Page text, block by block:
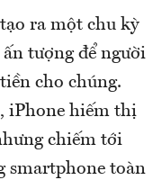
ra một chu kỳ
tượng để người
cho chúng.
iPhone hiếm thị
chiếm tới
smartphone toàn